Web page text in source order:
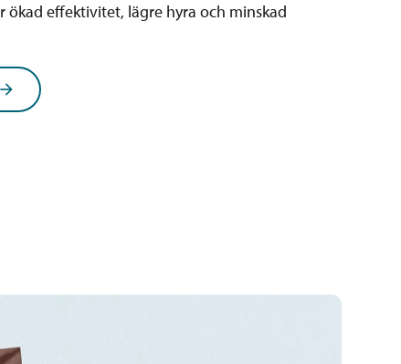
ökad effektivitet, lägre hyra och minskad